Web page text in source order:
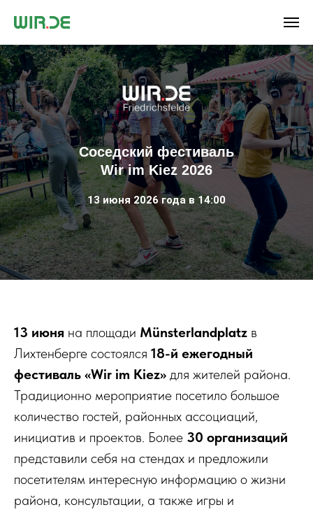
Соседский фестиваль
Wir im Kiez 2026
13 июня 2026 года в 14:00
13 июня на площади Münsterlandplatz в
Лихтенберге состоялся 18-й ежегодный
фестиваль «Wir im Kiez» для жителей района.
Традиционно мероприятие посетило большое
количество гостей, районных ассоциаций,
инициатив и проектов. Более 30 организаций
представили себя на стендах и предложили
посетителям интересную информацию о жизни
района, консультации, а также игры и